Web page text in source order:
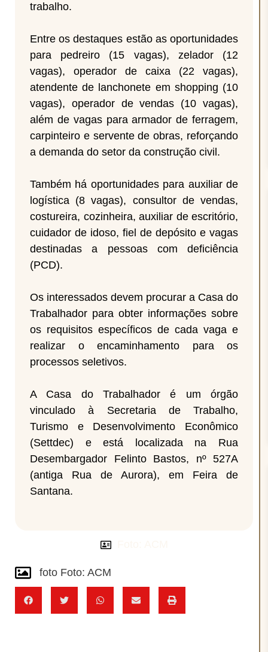
trabalho.
Entre os destaques estão as oportunidades
para pedreiro (15 vagas), zelador (12
vagas), operador de caixa (22 vagas),
atendente de lanchonete em shopping (10
vagas), operador de vendas (10 vagas),
além de vagas para armador de ferragem,
carpinteiro e servente de obras, reforçando
a demanda do setor da construção civil.
Também há oportunidades para auxiliar de
logística (8 vagas), consultor de vendas,
costureira, cozinheira, auxiliar de escritório,
cuidador de idoso, fiel de depósito e vagas
destinadas a pessoas com deficiência
(PCD).
Os interessados devem procurar a Casa do
Trabalhador para obter informações sobre
os requisitos específicos de cada vaga e
realizar o encaminhamento para os
processos seletivos.
A Casa do Trabalhador é um órgão
vinculado à Secretaria de Trabalho,
Turismo e Desenvolvimento Econômico
(Settdec) e está localizada na Rua
Desembargador Felinto Bastos, nº 527A
(antiga Rua de Aurora), em Feira de
Santana.
foto Foto: ACM